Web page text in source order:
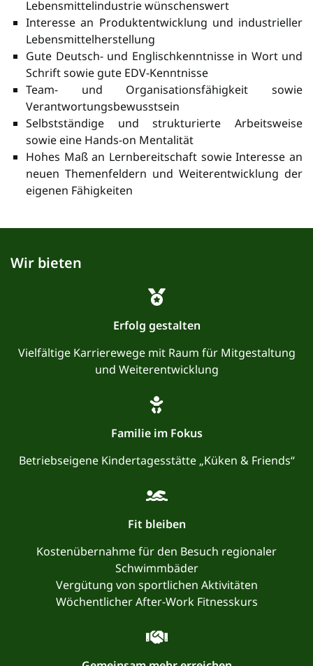
Lebensmittelindustrie wünschenswert
Interesse an Produktentwicklung und industrieller
Lebensmittelherstellung
Gute Deutsch- und Englischkenntnisse in Wort und
Schrift sowie gute EDV-Kenntnisse
Team- und Organisationsfähigkeit sowie
Verantwortungsbewusstsein
Selbstständige und strukturierte Arbeitsweise
sowie eine Hands-on Mentalität
Hohes Maß an Lernbereitschaft sowie Interesse an
neuen Themenfeldern und Weiterentwicklung der
eigenen Fähigkeiten
Wir bieten
Erfolg gestalten
Vielfältige Karrierewege mit Raum für Mitgestaltung
und Weiterentwicklung
Familie im Fokus
Betriebseigene Kindertagesstätte „Küken & Friends“
Fit bleiben
Kostenübernahme für den Besuch regionaler
Schwimmbäder
Vergütung von sportlichen Aktivitäten
Wöchentlicher After-Work Fitnesskurs